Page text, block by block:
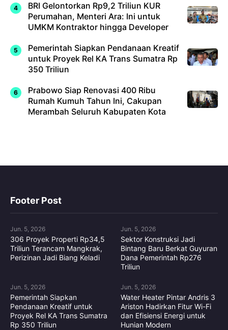
BRI Gelontorkan Rp9,2 Triliun KUR
Perumahan, Menteri Ara: Ini untuk
UMKM Kontraktor hingga Developer
Pemerintah Siapkan Pendanaan Kreatif
untuk Proyek Rel KA Trans Sumatra Rp
350 Triliun
Prabowo Siap Renovasi 400 Ribu
Rumah Kumuh Tahun Ini, Cakupan
Merambah Seluruh Kabupaten Kota
Footer Post
Jun. 5, 2026
306 Proyek Properti Rp34,5
Triliun Terancam Mangkrak,
Perizinan Jadi Biang Keladi
Jun. 5, 2026
Sektor Konstruksi Jadi
Bintang Baru Berkat Guyuran
Dana Pemerintah Rp276
Triliun
Jun. 5, 2026
Pemerintah Siapkan
Pendanaan Kreatif untuk
Proyek Rel KA Trans Sumatra
Rp 350 Triliun
Jun. 5, 2026
Water Heater Pintar Andris 3
Ariston Hadirkan Fitur Wi-Fi
dan Efisiensi Energi untuk
Hunian Modern